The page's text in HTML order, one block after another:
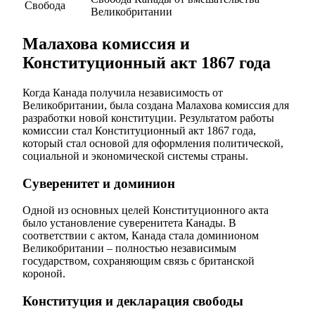
Свобода
Великобритании
Малахова комиссия и
Конституционный акт 1867 года
Когда Канада получила независимость от
Великобритании, была создана Малахова комиссия для
разработки новой конституции. Результатом работы
комиссии стал Конституционный акт 1867 года,
который стал основой для оформления политической,
социальной и экономической системы страны.
Суверенитет и доминион
Одной из основных целей Конституционного акта
было установление суверенитета Канады. В
соответствии с актом, Канада стала доминионом
Великобритании – полностью независимым
государством, сохраняющим связь с британской
короной.
Конституция и декларация свободы